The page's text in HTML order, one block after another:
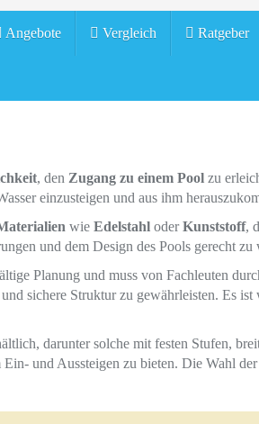
Angebote Vergleich Ratgeber
, den Zugang zu einem Pool zu
einzusteigen und aus ihm
wie Edelstahl oderKunststoff,
und dem Design des Pools gerecht zu
Planung und muss von Fachleuten
sichere Struktur zu gewährleisten. Es
darunter solche mit festen Stufen,
und Aussteigen zu bieten. Die Wahl